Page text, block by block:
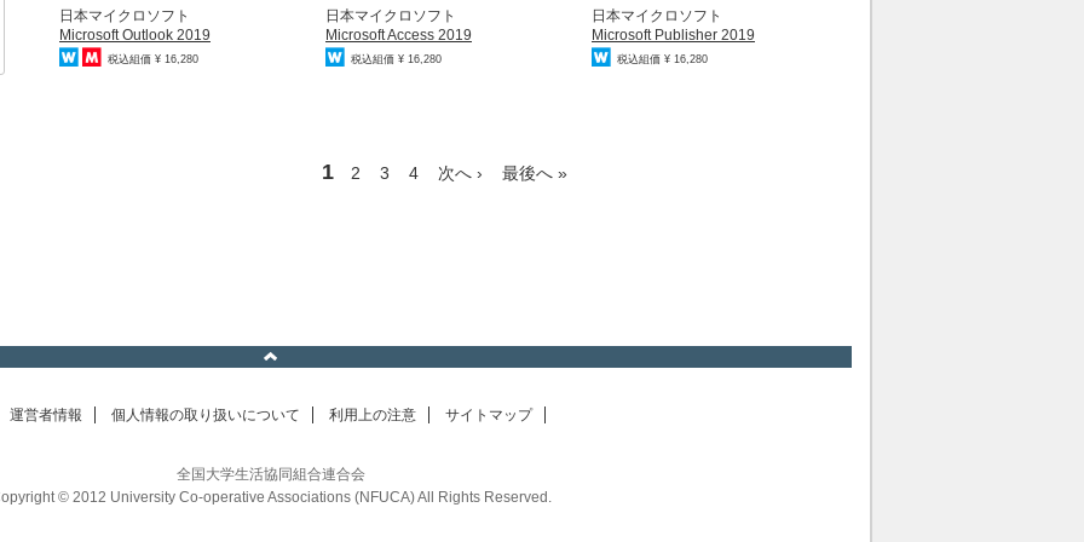
日本マイクロソフト
Microsoft Outlook 2019
税込組価 ¥ 16,280
日本マイクロソフト
Microsoft Access 2019
税込組価 ¥ 16,280
日本マイクロソフト
Microsoft Publisher 2019
税込組価 ¥ 16,280
1 2 3 4 次へ › 最後へ »
運営者情報 個人情報の取り扱いについて 利用上の注意 サイトマップ
全国大学生活協同組合連合会
© 2012 University Co-operative Associations (NFUCA) All Rights Reserved.